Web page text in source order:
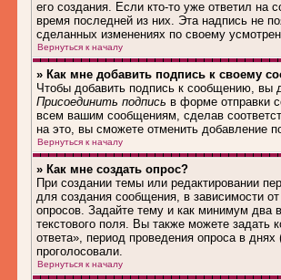
его создания. Если кто-то уже ответил на
время последней из них. Эта надпись не
сделанных изменениях по своему
Вернуться к началу
» Как мне добавить подпись к своему
Чтобы добавить подпись к сообщению, вы
Присоединить подпись в форме отправки
всем вашим сообщениям, сделав
на это, вы сможете отменить добавление
Вернуться к началу
» Как мне создать опрос?
При создании темы или редактировании
для создания сообщения, в зависимости
опросов. Задайте тему и как минимум два
текстового поля. Вы также можете задать
ответа», период проведения опроса в
проголосовали.
Вернуться к началу